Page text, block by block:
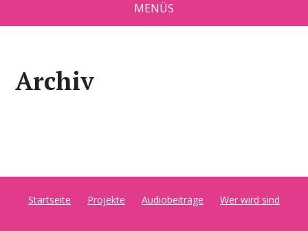
MENÜS
Archiv
Startseite Projekte Audiobeiträge Wer wird sind